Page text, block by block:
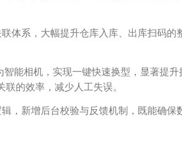
体系，大幅提升仓库入库、出库扫码的
智能相机，实现一键快速换型，显著提
的效率，减少人工失误。
，新增后台校验与反馈机制，既能确